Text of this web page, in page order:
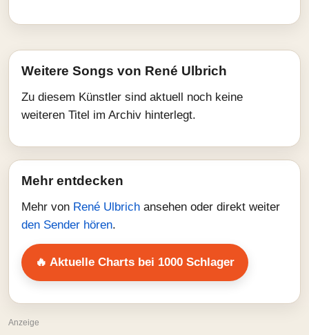
Weitere Songs von René Ulbrich
Zu diesem Künstler sind aktuell noch keine
weiteren Titel im Archiv hinterlegt.
Mehr entdecken
Mehr von René Ulbrich ansehen oder direkt weiter
den Sender hören.
🔥 Aktuelle Charts bei 1000 Schlager
Anzeige